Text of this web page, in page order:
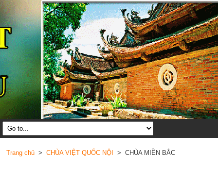
Trang chủ> CHÙA VIỆT QUỐC NỘI > CHÙA MIỀN BẮC